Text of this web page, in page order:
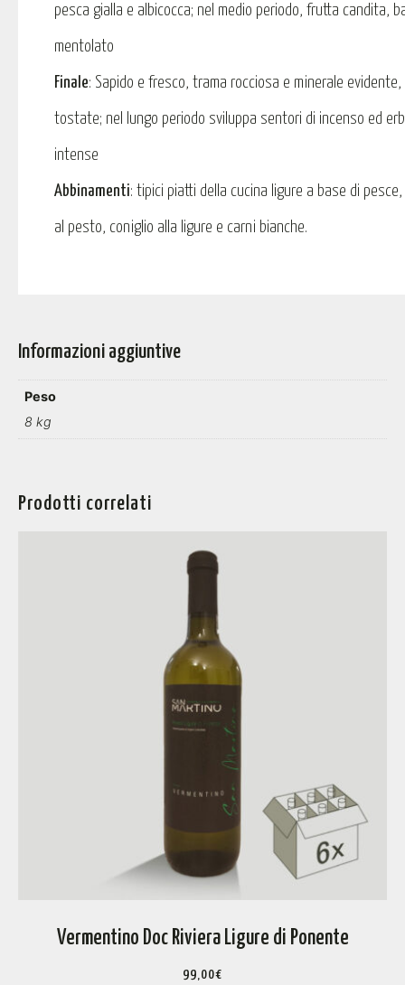
pesca gialla e albicocca; nel medio periodo, frutta candita,
mentolato
Finale: Sapido e fresco, trama rocciosa e minerale
tostate; nel lungo periodo sviluppa sentori di incenso ed
intense
Abbinamenti: tipici piatti della cucina ligure a base di
al pesto, coniglio alla ligure e carni bianche.
Informazioni aggiuntive
Peso
8 kg
Prodotti correlati
Vermentino Doc Riviera Ligure di Ponente
99,00€